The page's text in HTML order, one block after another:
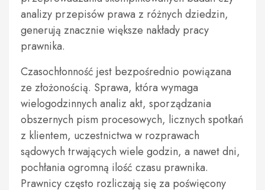
analizy przepisów prawa z różnych dziedzin,
generują znacznie większe nakłady pracy
prawnika.
Czasochłonność jest bezpośrednio powiązana
ze złożonością. Sprawa, która wymaga
wielogodzinnych analiz akt, sporządzania
obszernych pism procesowych, licznych spotkań
z klientem, uczestnictwa w rozprawach
sądowych trwających wiele godzin, a nawet dni,
pochłania ogromną ilość czasu prawnika.
Prawnicy często rozliczają się za poświęcony